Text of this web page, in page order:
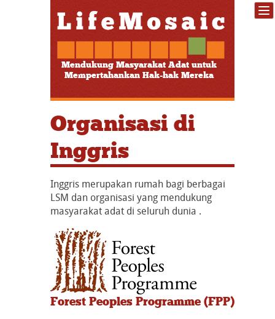
Mendukung Masyarakat Adat untuk
Mempertahankan Hak-hak Mereka
Organisasi di
Inggris
Inggris merupakan rumah bagi berbagai
LSM dan organisasi yang mendukung
masyarakat adat di seluruh dunia .
Forest Peoples Programme (FPP)